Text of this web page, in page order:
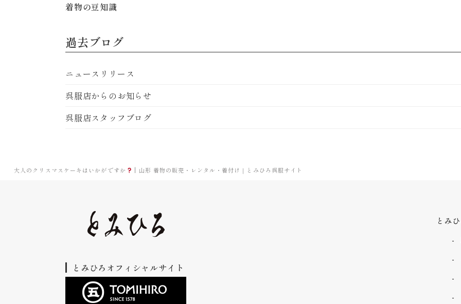
大人のクリスマスケーキはいかがですか | 山形 着物の販売・レンタル・着付け｜とみひろ呉服サイト
着物の豆知識
過去ブログ
ニュースリリース
呉服店からのお知らせ
呉服店スタッフブログ
とみひろオフィシャルサイト
とみ